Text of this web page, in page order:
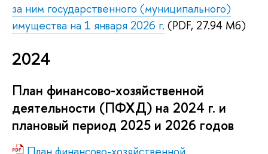
за ним государственного (муниципального)
имущества на 1 января 2026 г. (PDF, 27.94 Мб)
2024
План финансово-хозяйственной
деятельности (ПФХД) на 2024 г. и
плановый период 2025 и 2026 годов